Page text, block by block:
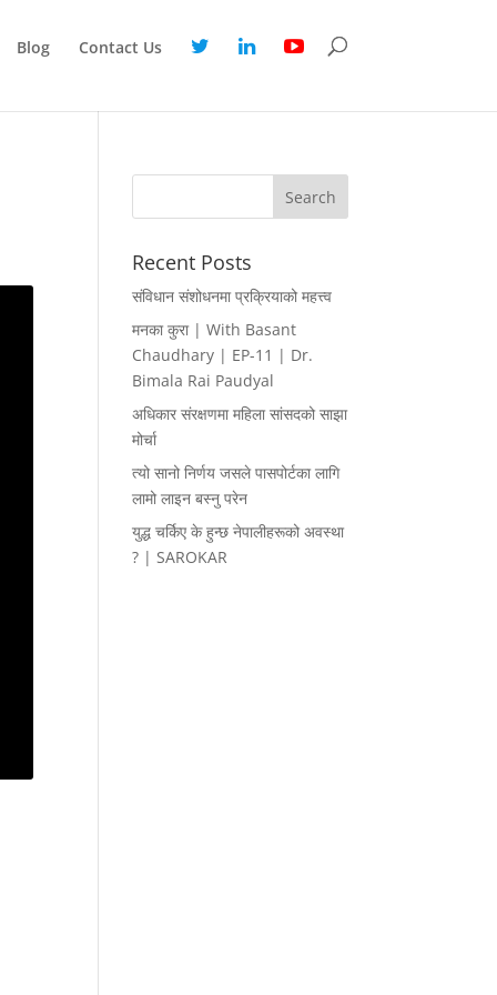
Blog Contact Us
Recent Posts
संविधान संशोधनमा प्रक्रियाको महत्त्व
मनका कुरा | With Basant
Chaudhary | EP-11 | Dr.
Bimala Rai Paudyal
अधिकार संरक्षणमा महिला सांसदको साझा
मोर्चा
त्यो सानो निर्णय जसले पासपोर्टका लागि
लामो लाइन बस्नु परेन
युद्ध चर्किए के हुन्छ नेपालीहरूको अवस्था
? | SAROKAR